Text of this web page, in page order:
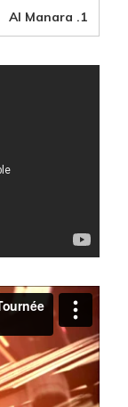
1.
Al Manara